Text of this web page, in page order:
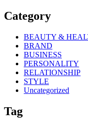
Category
BEAUTY &
BRAND
BUSINESS
PERSONALITY
RELATIONSHIP
STYLE
Uncategorized
Tag